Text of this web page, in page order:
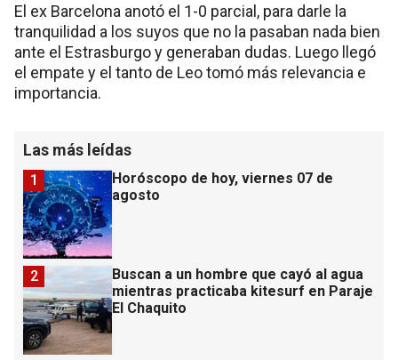
El ex Barcelona anotó el 1-0 parcial, para darle la
tranquilidad a los suyos que no la pasaban nada bien
ante el Estrasburgo y generaban dudas. Luego llegó
el empate y el tanto de Leo tomó más relevancia e
importancia.
Las más leídas
Horóscopo de hoy, viernes 07 de
agosto
1
Buscan a un hombre que cayó al agua
mientras practicaba kitesurf en Paraje
El Chaquito
2